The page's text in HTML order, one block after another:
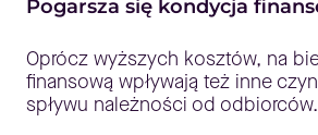
Pogarsza się kondycja
Oprócz wyższych kosztów, na
finansową wpływają też inne
spływu należności od odbiorców.